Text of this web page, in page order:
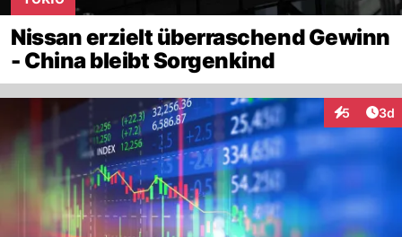
Nissan erzielt überraschend Gewinn
- China bleibt Sorgenkind
5 3d